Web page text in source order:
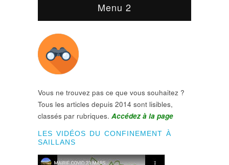
Menu 2
Vous ne trouvez pas ce que vous souhaitez ?
Tous les articles depuis 2014 sont lisibles,
classés par rubriques. Accédez à la page
LES VIDÉOS DU CONFINEMENT À
SAILLANS